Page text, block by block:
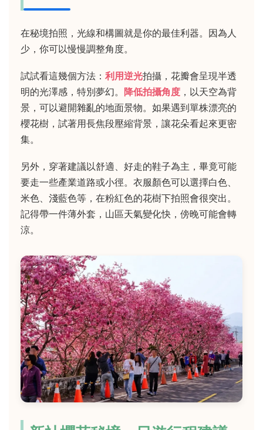
在秘境拍照，光線和構圖就是你的最佳利器。因為人
少，你可以慢慢調整角度。
試試看這幾個方法： 利用逆光拍攝，花瓣會呈現半透
明的光澤感，特別夢幻。 降低拍攝角度 ，以天空為背
景，可以避開雜亂的地面景物。如果遇到單株漂亮的
櫻花樹，試著用長焦段壓縮背景，讓花朵看起來更密
集。
另外，穿著建議以舒適、好走的鞋子為主，畢竟可能
要走一些產業道路或小徑。衣服顏色可以選擇白色、
米色、淺藍色等，在粉紅色的花樹下拍照會很突出。
記得帶一件薄外套，山區天氣變化快，傍晚可能會轉
涼。